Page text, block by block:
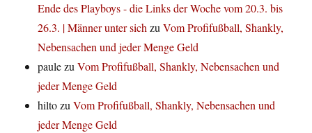
Ende des Playboys - die Links der Woche vom 20.3. bis
26.3. | Männer unter sichzuVom Profifußball, Shankly,
Nebensachen und jeder Menge Geld
paulezuVom Profifußball, Shankly, Nebensachen und
jeder Menge Geld
hiltozuVom Profifußball, Shankly, Nebensachen und
jeder Menge Geld